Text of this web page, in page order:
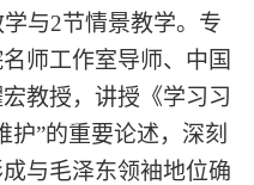
与2节情景教学。专
师工作室导师、中国
教授，讲授《学习习
护”的重要论述，深刻
与毛泽东领袖地位确